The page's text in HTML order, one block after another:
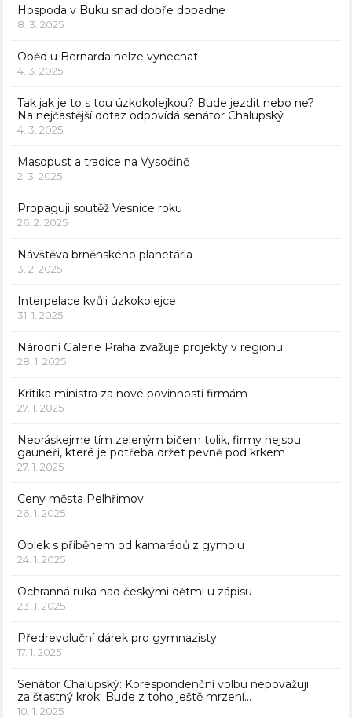
Hospoda v Buku snad dobře dopadne
8. 3. 2025
Oběd u Bernarda nelze vynechat
4. 3. 2025
Tak jak je to s tou úzkokolejkou? Bude jezdit nebo ne?
Na nejčastější dotaz odpovídá senátor Chalupský
4. 3. 2025
Masopust a tradice na Vysočině
2. 3. 2025
Propaguji soutěž Vesnice roku
26. 2. 2025
Návštěva brněnského planetária
3. 2. 2025
Interpelace kvůli úzkokolejce
31. 1. 2025
Národní Galerie Praha zvažuje projekty v regionu
28. 1. 2025
Kritika ministra za nové povinnosti firmám
27. 1. 2025
Nepráskejme tím zeleným bičem tolik, firmy nejsou
gauneři, které je potřeba držet pevně pod krkem
27. 1. 2025
Ceny města Pelhřimov
26. 1. 2025
Oblek s příběhem od kamarádů z gymplu
24. 1. 2025
Ochranná ruka nad českými dětmi u zápisu
23. 1. 2025
Předrevoluční dárek pro gymnazisty
17. 1. 2025
Senátor Chalupský: Korespondenční volbu nepovažuji
za šťastný krok! Bude z toho ještě mrzení…
10. 1. 2025